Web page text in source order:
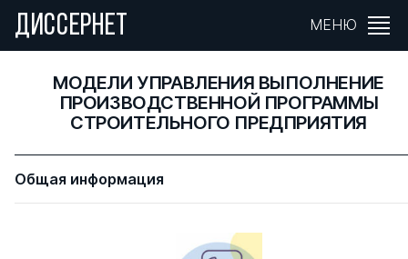
ДИССЕРНЕТ МЕНЮ
МОДЕЛИ УПРАВЛЕНИЯ ВЫПОЛНЕНИЕ
ПРОИЗВОДСТВЕННОЙ ПРОГРАММЫ
СТРОИТЕЛЬНОГО ПРЕДПРИЯТИЯ
Общая информация